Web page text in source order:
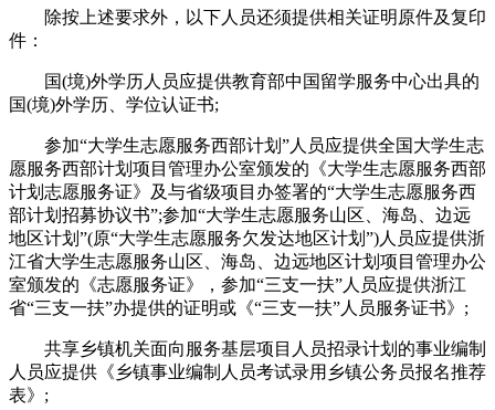
除按上述要求外，以下人员还须提供相关证明原件及复印
件：
国(境)外学历人员应提供教育部中国留学服务中心出具的
国(境)外学历、学位认证书;
参加“大学生志愿服务西部计划”人员应提供全国大学生志
愿服务西部计划项目管理办公室颁发的《大学生志愿服务西部
计划志愿服务证》及与省级项目办签署的“大学生志愿服务西
部计划招募协议书”;参加“大学生志愿服务山区、海岛、边远
地区计划”(原“大学生志愿服务欠发达地区计划”)人员应提供浙
江省大学生志愿服务山区、海岛、边远地区计划项目管理办公
室颁发的《志愿服务证》，参加“三支一扶”人员应提供浙江
省“三支一扶”办提供的证明或《“三支一扶”人员服务证书》;
共享乡镇机关面向服务基层项目人员招录计划的事业编制
人员应提供《乡镇事业编制人员考试录用乡镇公务员报名推荐
表》;